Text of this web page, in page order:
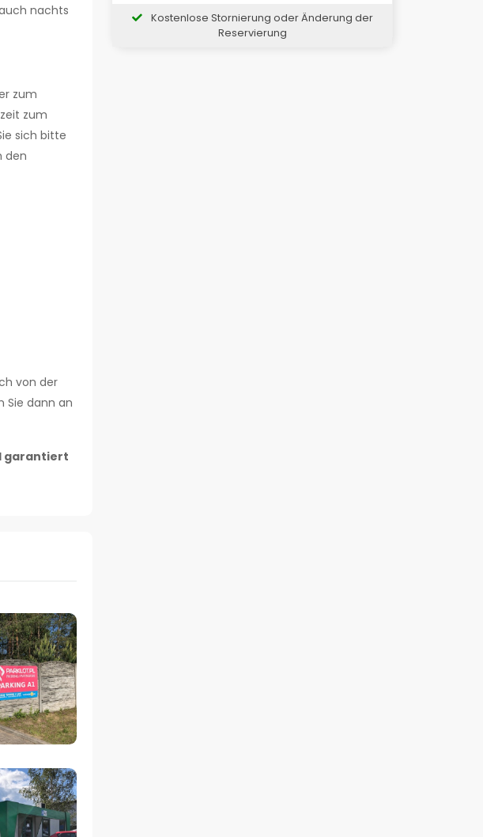
nachts
zum
zum
sich bitte
den
von der
Sie dann an
garantiert
Kostenlose Stornierung oder Änderung der
Reservierung